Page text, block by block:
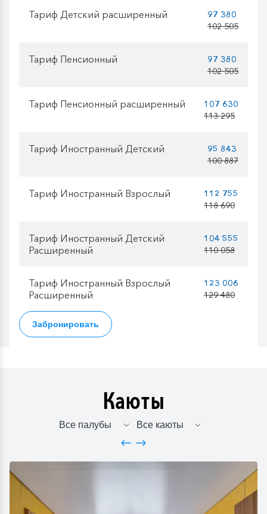
Тариф Детский расширенный
97 380
102 505
Тариф Пенсионный
97 380
102 505
Тариф Пенсионный расширенный
107 630
113 295
Тариф Иностранный Детский
95 843
100 887
Тариф Иностранный Взрослый
112 755
118 690
Тариф Иностранный Детский
Расширенный
104 555
110 058
Тариф Иностранный Взрослый
Расширенный
123 006
129 480
Забронировать
Каюты